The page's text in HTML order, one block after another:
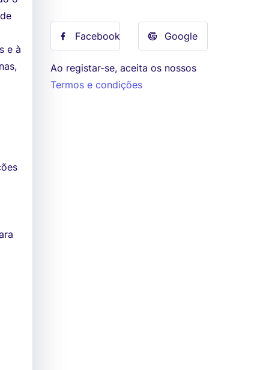
e à
Facebook Google
Ao registar-se, aceita os nossos
Termos e condições